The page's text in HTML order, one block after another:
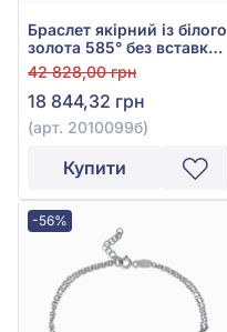
Браслет якірний із білого
золота 585° без вставки,
арт. 2010099б
42 828,00 грн
18 844,32 грн
(арт. 2010099б)
Купити
-56%